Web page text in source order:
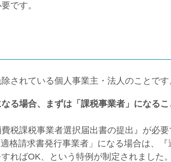
です。
されている個人事業主・法人のことです
る場合、まずは「課税事業者」になるこ
税課税事業者選択届出書の提出』が必要
格請求書発行事業者」になる場合は、『
ればOK、という特例が制定されました